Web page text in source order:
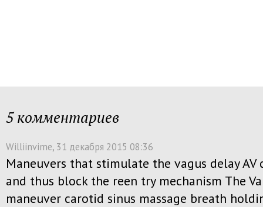
5 комментариев
Williinvime, 31 декабря 2015 08:36
Maneuvers that stimulate the vagus delay AV
and thus block the reen try mechanism The
maneuver carotid sinus massage breath